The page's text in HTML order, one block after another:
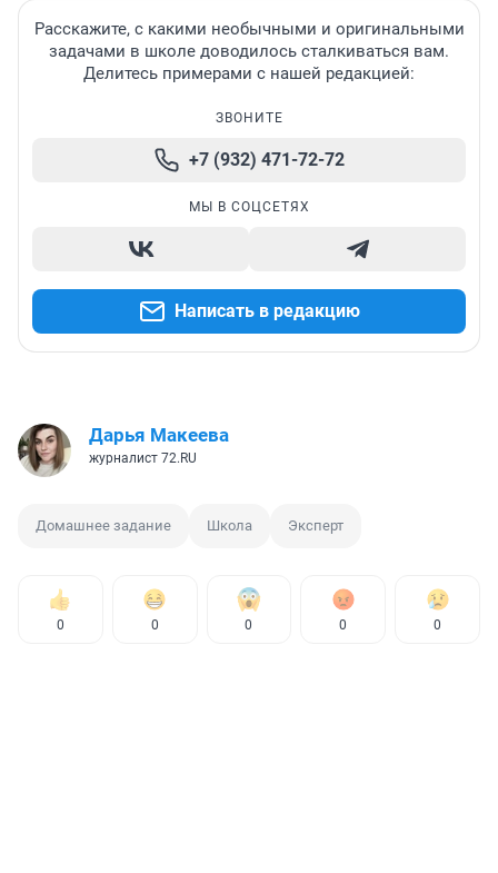
Расскажите, с какими необычными и оригинальными
задачами в школе доводилось сталкиваться вам.
Делитесь примерами с нашей редакцией:
ЗВОНИТЕ
+7 (932) 471-72-72
МЫ В СОЦСЕТЯХ
Написать в редакцию
Дарья Макеева
журналист 72.RU
Домашнее задание Школа Эксперт
0 0 0 0 0